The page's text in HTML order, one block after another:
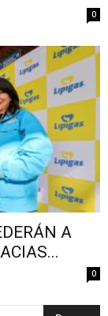
0
A
0